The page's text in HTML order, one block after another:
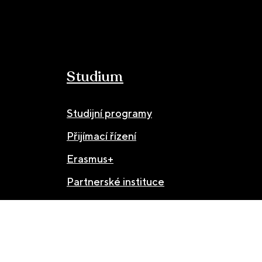
Studium
Studijní programy
Přijímací řízení
Erasmus+
Partnerské instituce